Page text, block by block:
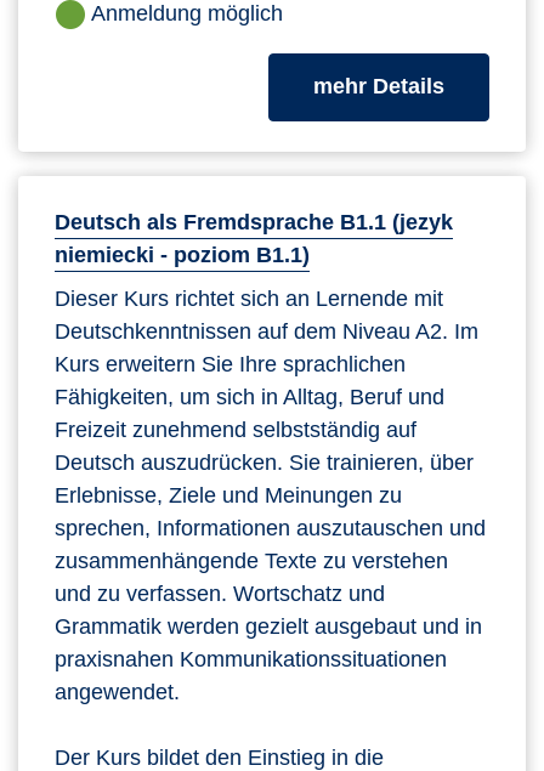
Anmeldung möglich
mehr Detailszum
Deutsch als Fremdsprache B1.1 (jezyk
niemiecki - poziom B1.1)
Dieser Kurs richtet sich an Lernende mit
Deutschkenntnissen auf dem Niveau A2. Im
Kurs erweitern Sie Ihre sprachlichen
Fähigkeiten, um sich in Alltag, Beruf und
Freizeit zunehmend selbstständig auf
Deutsch auszudrücken. Sie trainieren, über
Erlebnisse, Ziele und Meinungen zu
sprechen, Informationen auszutauschen und
zusammenhängende Texte zu verstehen
und zu verfassen. Wortschatz und
Grammatik werden gezielt ausgebaut und in
praxisnahen Kommunikationssituationen
angewendet.
Der Kurs bildet den Einstieg in die